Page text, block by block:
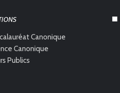
Canonique
Canonique
Publics